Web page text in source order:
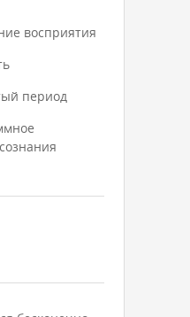
восприятия
период